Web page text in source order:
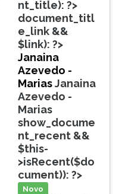
nt_title): ?>
document_titl
e_link &&
$link): ?>
Janaina
Azevedo -
MariasJanaina
Azevedo -
Marias
show_docume
nt_recent &&
$this-
>isRecent($do
cument)): ?>
Novo